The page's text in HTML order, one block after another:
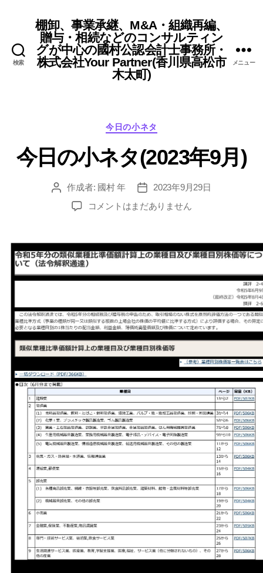
検索
棚卸、事業承継、M&A・組織再編、
贈与・相続などのコンサルティン
グが中心の國村公認会計士事務所・
株式会社Your Partner(香川県高松市
木太町)
メニュー
カ
ゴ
リ
今日の小ネタ
今日の小ネタ(2023年9月)
投
作成者: 國村 年
投
稿
日
2023年9月29日
今
小
ネ
タ
(2023
9
月)
へ
の
コメントはまだありません